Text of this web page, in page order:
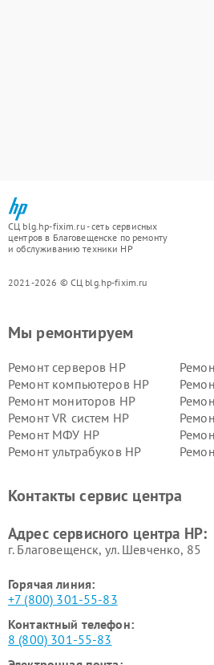
СЦ blg.hp-fixim.ru - сеть сервисных
центров в Благовещенске по ремонту
и обслуживанию техники HP
2021-2026 © СЦ blg.hp-fixim.ru
Мы ремонтируем
Ремонт серверов HP
Ремонт компьютеров HP
Ремонт мониторов HP
Ремонт VR систем HP
Ремонт МФУ HP
Ремонт ультрабуков HP
Контакты сервис центра
Адрес сервисного центра HP:
г. Благовещенск, ул. Шевченко, 85
Горячая линия:
+7 (800) 301-55-83
Контактный телефон:
8 (800) 301-55-83